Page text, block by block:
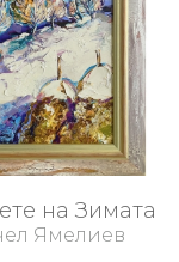
на Зимата
Ямелиев